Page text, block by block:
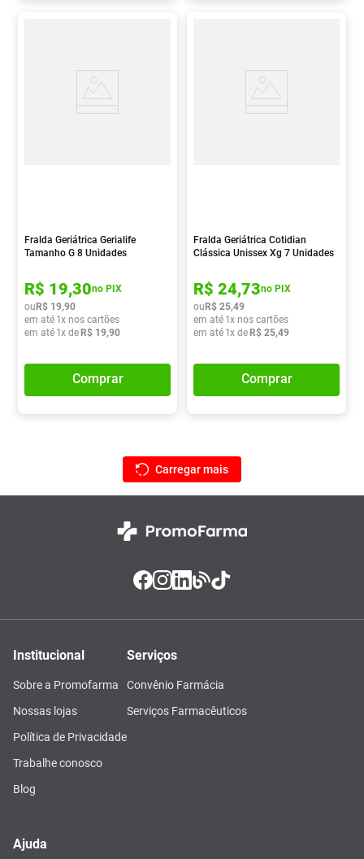
Fralda Geriátrica Gerialife
Tamanho G 8 Unidades
R$ 19,30no PIX
ouR$ 19,90
em até 1x nos cartões
em até 1x deR$ 19,90
Comprar
Fralda Geriátrica Cotidian
Clássica Unissex Xg 7 Unidades
R$ 24,73no PIX
ouR$ 25,49
em até 1x nos cartões
em até 1x deR$ 25,49
Comprar
Institucional
Sobre a Promofarma
Nossas lojas
Política de Privacidade
Trabalhe conosco
Blog
Serviços
Convênio Farmácia
Serviços Farmacêuticos
Ajuda